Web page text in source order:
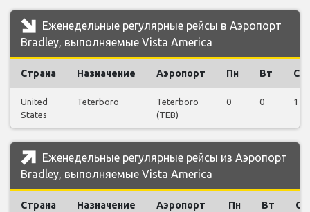
Еженедельные регулярные рейсы в Аэропорт
Bradley, выполняемые Vista America
Страна Назначение Аэропорт Пн Вт Ср
United
States
Teterboro
Teterboro
(TEB)
0 0 1
Еженедельные регулярные рейсы из Аэропорт
Bradley, выполняемые Vista America
Страна Назначение Аэропорт Пн Вт Ср